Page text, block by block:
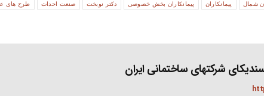
شمال پیمانکاران پیمانکاران بخش خصوصی دکتر نوبخت صنعت احداث طرح های
شرکتهای ساختمانی ایران